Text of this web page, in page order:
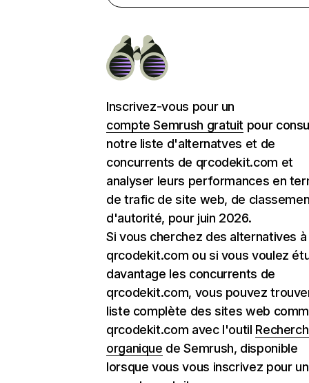
Inscrivez-vous pour un
compte Semrush gratuit pour
notre liste d'alternatves et de
concurrents de qrcodekit.com et
analyser leurs performances en
de trafic de site web, de
d'autorité, pour juin 2026.
Si vous cherchez des alternatives à
qrcodekit.com ou si vous voulez
davantage les concurrents de
qrcodekit.com, vous pouvez
liste complète des sites web
qrcodekit.com avec l'outil
organique de Semrush, disponible
lorsque vous vous inscrivez pour un